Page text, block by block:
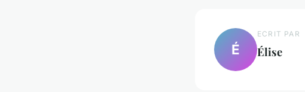
É
ECRIT PAR
Élise